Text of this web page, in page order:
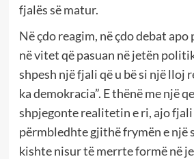
fjalës së matur.
Në çdo reagim, në çdo debat
në vitet që pasuan në jetën
shpesh një fjali që u bë si një lloj
ka demokracia”. E thënë me një
shpjegonte realitetin e ri, ajo
përmbledhte gjithë frymën e një
kishte nisur të merrte formë në